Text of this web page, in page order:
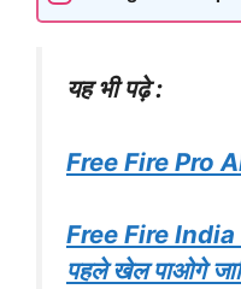
यह भी पढ़े :
Free Fire Pro
Free Fire India
पहले खेल पाओगे